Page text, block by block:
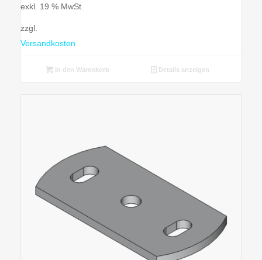
exkl. 19 % MwSt.
zzgl.
Versandkosten
In den Warenkorb Details anzeigen